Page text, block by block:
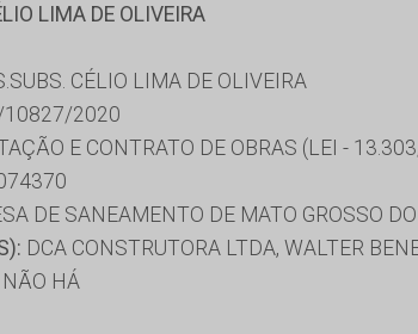
LIMA DE OLIVEIRA
CÉLIO LIMA DE OLIVEIRA
10827/2020
E CONTRATO DE OBRAS (LEI -
DE SANEAMENTO DE MATO GROSSO
DCA CONSTRUTORA LTDA, WALTER
NÃO HÁ